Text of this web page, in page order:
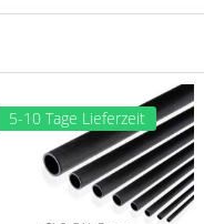
5-10 Tage Lieferzeit